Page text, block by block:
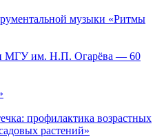
музыки «Ритмы
МГУ им. Н.П. Огарёва — 60
профилактика возрастных
растений»